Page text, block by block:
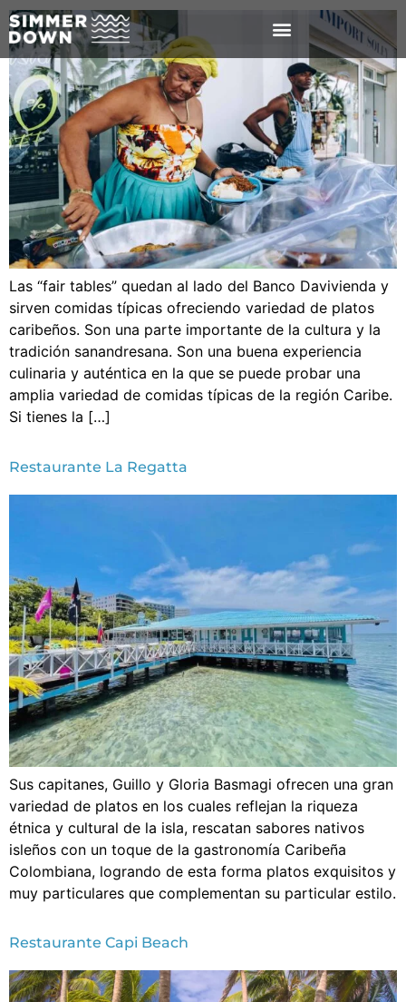
Las “fair tables” quedan al lado del Banco Davivienda y
sirven comidas típicas ofreciendo variedad de platos
caribeños. Son una parte importante de la cultura y la
tradición sanandresana. Son una buena experiencia
culinaria y auténtica en la que se puede probar una
amplia variedad de comidas típicas de la región Caribe.
Si tienes la […]
Restaurante La Regatta
Sus capitanes, Guillo y Gloria Basmagi ofrecen una gran
variedad de platos en los cuales reflejan la riqueza
étnica y cultural de la isla, rescatan sabores nativos
isleños con un toque de la gastronomía Caribeña
Colombiana, logrando de esta forma platos exquisitos y
muy particulares que complementan su particular estilo.
Restaurante Capi Beach